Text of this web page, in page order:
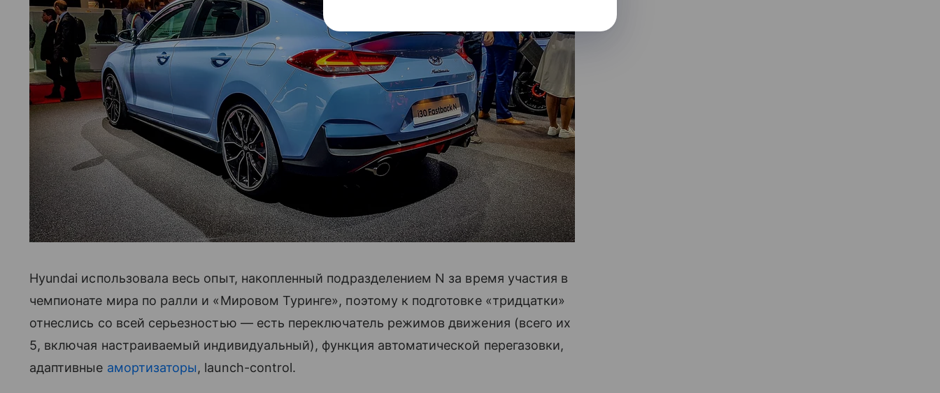
Hyundai использовала весь опыт, накопленный подразделением N за время участия в
чемпионате мира по ралли и «Мировом Туринге», поэтому к подготовке «тридцатки»
отнеслись со всей серьезностью — есть переключатель режимов движения (всего их
5, включая настраиваемый индивидуальный), функция автоматической перегазовки,
адаптивные амортизаторы, launch-control.